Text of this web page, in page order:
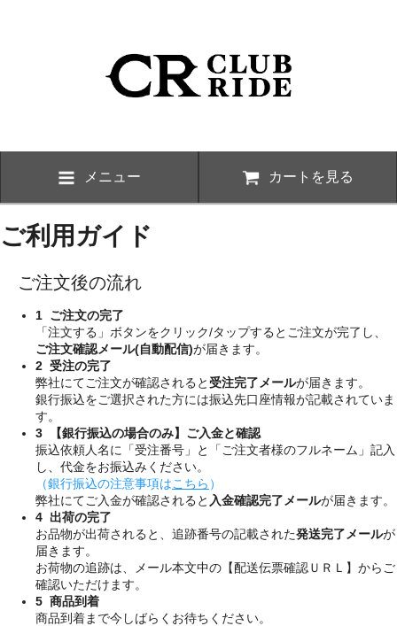
メニュー カートを見る
ご利用ガイド
ご注文後の流れ
1 ご注文の完了
「注文する」ボタンをクリック/タップするとご注文が完了し、
ご注文確認メール(自動配信)が届きます。
2 受注の完了
弊社にてご注文が確認されると受注完了メールが届きます。
銀行振込をご選択された方には振込先口座情報が記載されていま
す。
3 【銀行振込の場合のみ】ご入金と確認
振込依頼人名に「受注番号」と「ご注文者様のフルネーム」記入
し、代金をお振込みください。
（銀行振込の注意事項はこちら ）
弊社にてご入金が確認されると 入金確認完了メールが届きます。
4 出荷の完了
お品物が出荷されると、追跡番号の記載された発送完了メールが
届きます。
お荷物の追跡は、メール本文中の【配送伝票確認ＵＲＬ】からご
確認いただけます。
5 商品到着
商品到着まで今しばらくお待ちください。